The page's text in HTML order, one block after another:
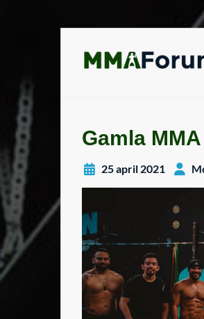
innehåll
Gamla
25 april 2021